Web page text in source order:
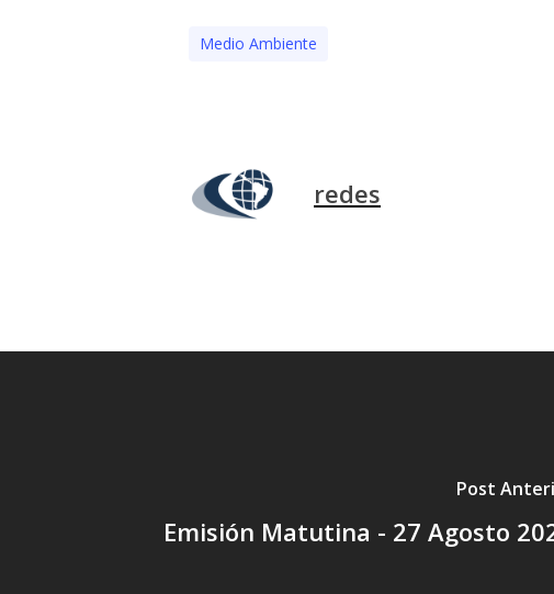
Medio Ambiente
redes
Post
Emisión Matutina - 27 Agosto